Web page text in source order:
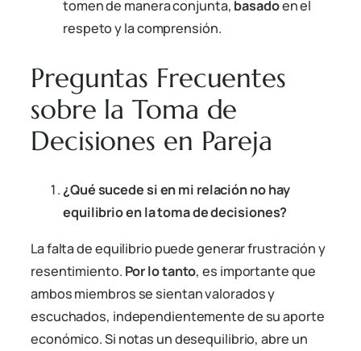
tomen de manera conjunta, basadoen el
respeto y la comprensión.
Preguntas Frecuentes
sobre la Toma de
Decisiones en Pareja
¿Qué sucede si en mi relación no hay
equilibrio en la toma de decisiones?
La falta de equilibrio puede generar frustración y
resentimiento. Por lo tanto, es importante que
ambos miembros se sientan valorados y
escuchados, independientemente de su aporte
económico. Si notas un desequilibrio, abre un